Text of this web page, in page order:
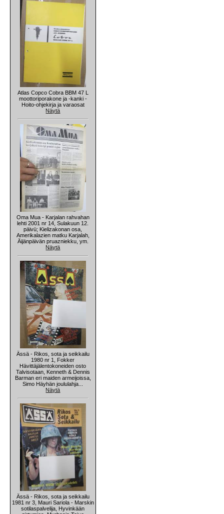
Atlas Copco Cobra BBM 47 L
moottoriporakone ja -kanki -
Hoito-ohjekirja ja varaosat
Näytä
Oma Mua - Karjalan rahvahan
lehti 2001 nr 14, Sulakuun 12.
päivü; Kielizakonan osa,
Amerikalazien matku Karjalah,
Äijänpäivän pruazniekku, ym.
Näytä
Ässä - Rikos, sota ja seikkailu
1980 nr 1, Fokker
Hävittäjälentokoneiden osto
Talvisotaan, Kenneth & Dennis
Barman eri maiden armeijoissa,
Simo Häyhän joululahja...
Näytä
Ässä - Rikos, sota ja seikkailu
1981 nr 3, Mauri Sariola - Marskin
sotilaspalvelija, Hyvinkään